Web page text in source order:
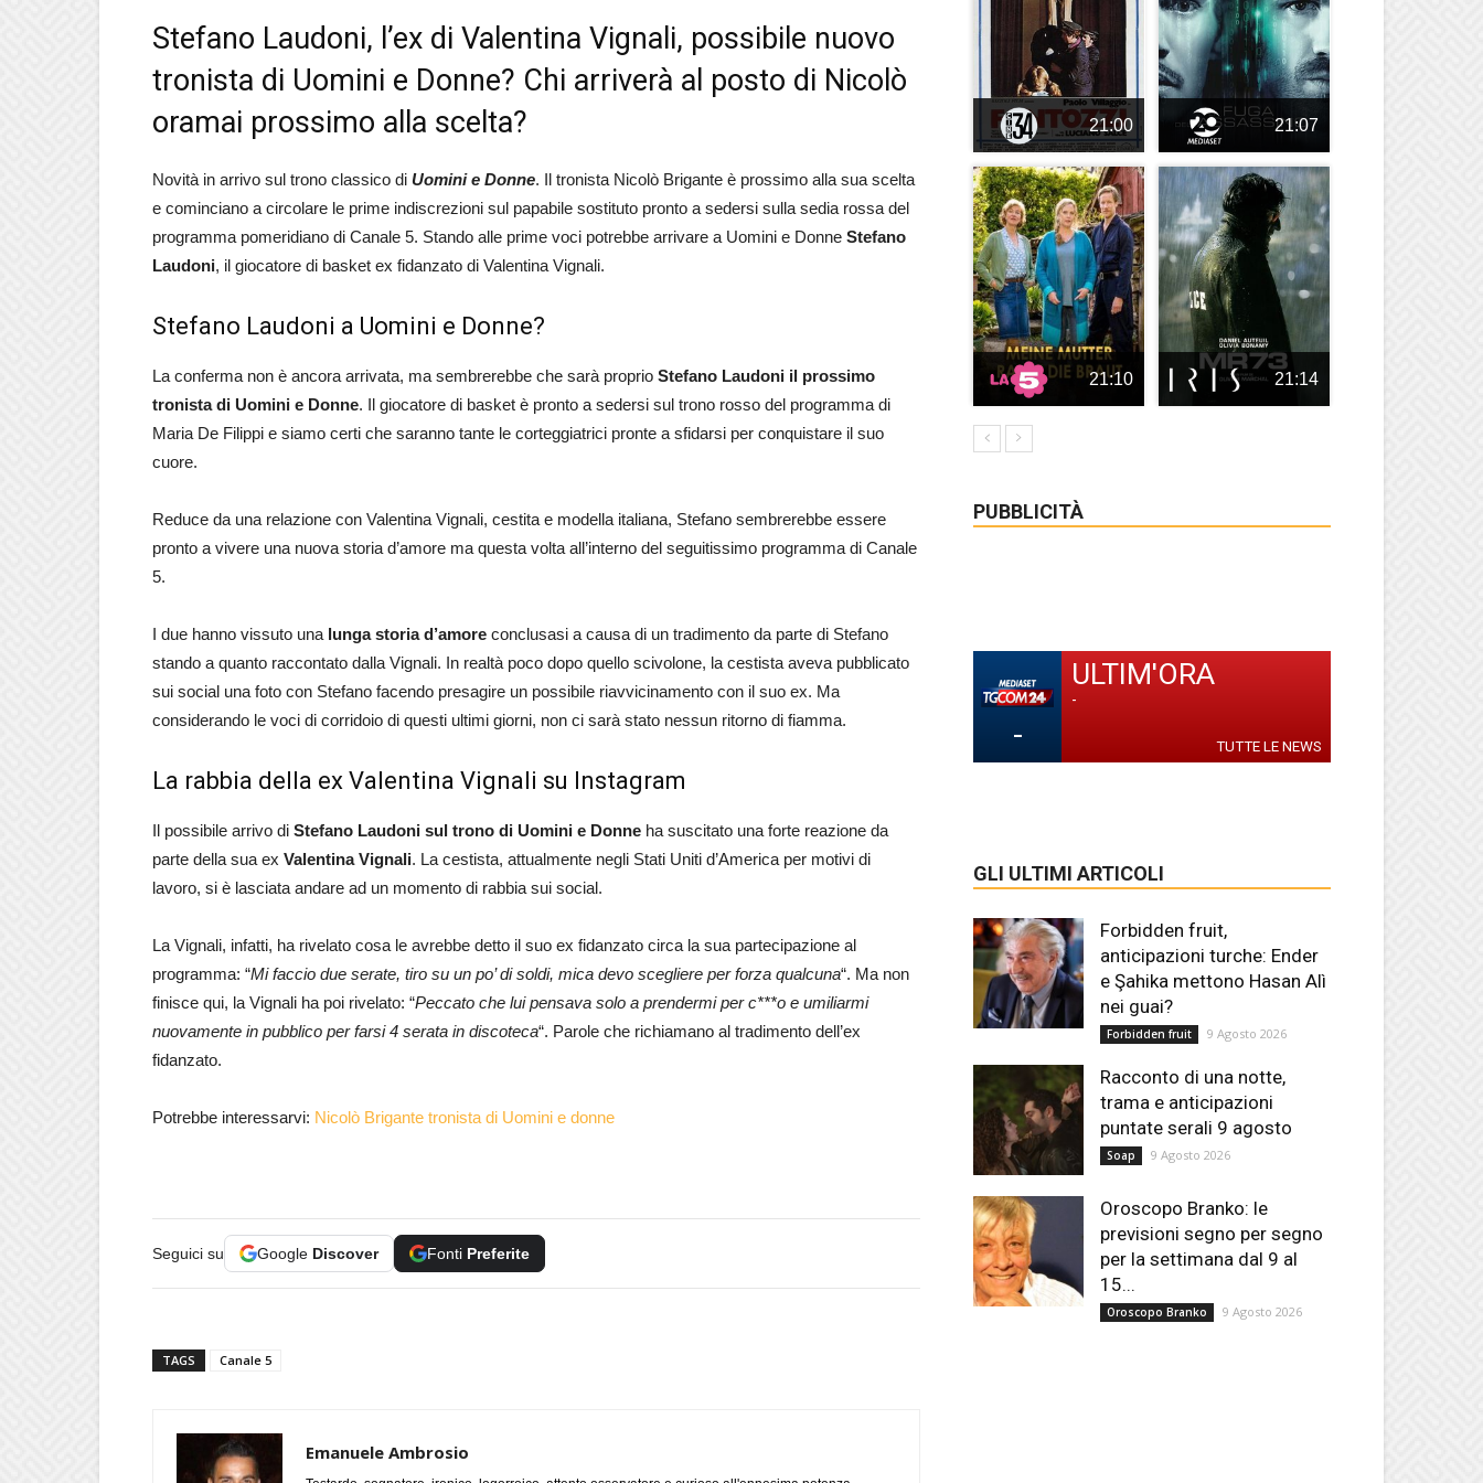
Stefano Laudoni, l’ex di Valentina Vignali, possibile nuovo
tronista di Uomini e Donne? Chi arriverà al posto di Nicolò
oramai prossimo alla scelta?
Novità in arrivo sul trono classico di Uomini e Donne. Il tronista Nicolò Brigante è prossimo alla sua scelta
e cominciano a circolare le prime indiscrezioni sul papabile sostituto pronto a sedersi sulla sedia rossa del
programma pomeridiano di Canale 5. Stando alle prime voci potrebbe arrivare a Uomini e Donne Stefano
Laudoni, il giocatore di basket ex fidanzato di Valentina Vignali.
Stefano Laudoni a Uomini e Donne?
La conferma non è ancora arrivata, ma sembrerebbe che sarà proprio Stefano Laudoni il prossimo
tronista di Uomini e Donne. Il giocatore di basket è pronto a sedersi sul trono rosso del programma di
Maria De Filippi e siamo certi che saranno tante le corteggiatrici pronte a sfidarsi per conquistare il suo
cuore.
Reduce da una relazione con Valentina Vignali, cestita e modella italiana, Stefano sembrerebbe essere
pronto a vivere una nuova storia d’amore ma questa volta all’interno del seguitissimo programma di Canale
5.
I due hanno vissuto una lunga storia d’amore conclusasi a causa di un tradimento da parte di Stefano
stando a quanto raccontato dalla Vignali. In realtà poco dopo quello scivolone, la cestista aveva pubblicato
sui social una foto con Stefano facendo presagire un possibile riavvicinamento con il suo ex. Ma
considerando le voci di corridoio di questi ultimi giorni, non ci sarà stato nessun ritorno di fiamma.
La rabbia della ex Valentina Vignali su Instagram
Il possibile arrivo di Stefano Laudoni sul trono di Uomini e Donne ha suscitato una forte reazione da
parte della sua ex Valentina Vignali. La cestista, attualmente negli Stati Uniti d’America per motivi di
lavoro, si è lasciata andare ad un momento di rabbia sui social.
La Vignali, infatti, ha rivelato cosa le avrebbe detto il suo ex fidanzato circa la sua partecipazione al
programma: “Mi faccio due serate, tiro su un po’ di soldi, mica devo scegliere per forza qualcuna“. Ma non
finisce qui, la Vignali ha poi rivelato: “Peccato che lui pensava solo a prendermi per c***o e umiliarmi
nuovamente in pubblico per farsi 4 serata in discoteca“. Parole che richiamano al tradimento dell’ex
fidanzato.
Potrebbe interessarvi: Nicolò Brigante tronista di Uomini e donne
Seguici su Google Discover Fonti Preferite
TAGS Canale 5
Emanuele Ambrosio
21:00 21:07
21:10 21:14
PUBBLICITÀ
-
ULTIM'ORA
-
TUTTE LE NEWS
GLI ULTIMI ARTICOLI
Forbidden fruit,
anticipazioni turche: Ender
e Şahika mettono Hasan Alì
nei guai?
Forbidden fruit 9 Agosto 2026
Racconto di una notte,
trama e anticipazioni
puntate serali 9 agosto
Soap 9 Agosto 2026
Oroscopo Branko: le
previsioni segno per segno
per la settimana dal 9 al
15...
Oroscopo Branko 9 Agosto 2026